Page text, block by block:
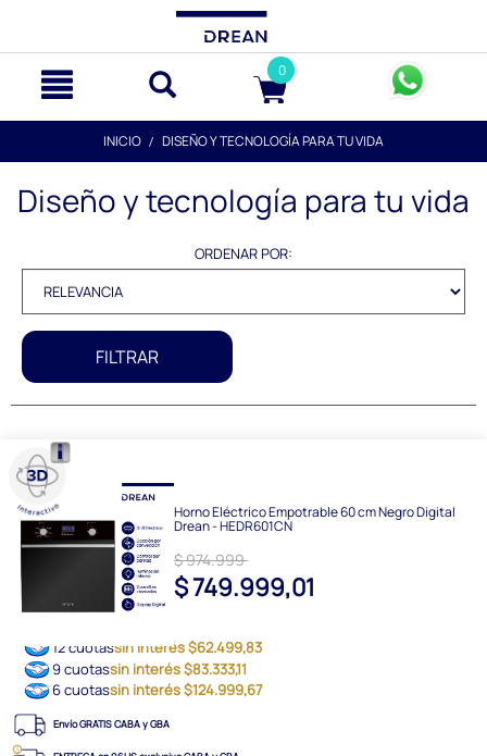
0
INICIO DISEÑO Y TECNOLOGÍA PARA TU VIDA
Diseño y tecnología para tu vida
ORDENAR POR:
FILTRAR
Horno Eléctrico Empotrable 60 cm Negro Digital
Drean - HEDR601CN
$ 974.999
$ 749.999,01
12 cuotassin interés $62.499,83
9 cuotassin interés $83.333,11
6 cuotassin interés $124.999,67
Envío GRATIS CABA y GBA